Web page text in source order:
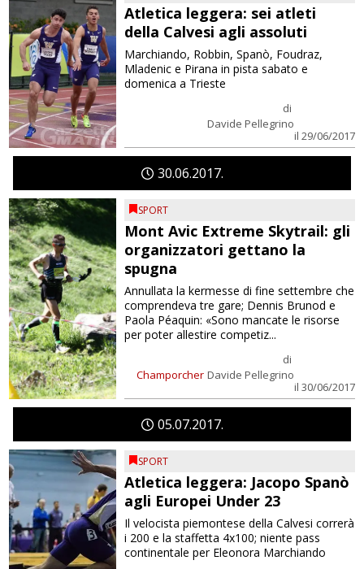
Atletica leggera: sei atleti
della Calvesi agli assoluti
di
Davide Pellegrino
il 29/06/2017
Marchiando, Robbin, Spanò, Foudraz,
Mladenic e Pirana in pista sabato e
domenica a Trieste
3006 2017
SPORT
Mont Avic Extreme Skytrail: gli
organizzatori gettano la
spugna
Champorcher
di
Davide Pellegrino
il 30/06/2017
Annullata la kermesse di fine settembre che
comprendeva tre gare; Dennis Brunod e
Paola Péaquin: «Sono mancate le risorse
per poter allestire competiz...
0507 2017
SPORT
Atletica leggera: Jacopo Spanò
agli Europei Under 23
Il velocista piemontese della Calvesi correrà
i 200 e la staffetta 4x100; niente pass
continentale per Eleonora Marchiando